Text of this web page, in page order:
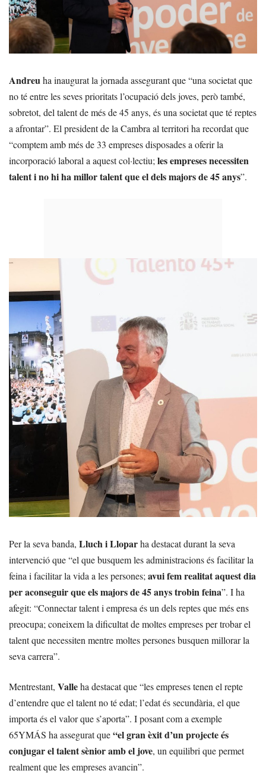
Andreuha inaugurat la jornada assegurant que “una societat que
no té entre les seves prioritats l’ocupació dels joves, però també,
sobretot, del talent de més de 45 anys, és una societat que té reptes
a afrontar”. El president de la Cambra al territori ha recordat que
“comptem amb més de 33 empreses disposades a oferir la
incorporació laboral a aquest col·lectiu; les empreses necessiten
talent i no hi ha millor talent que el dels majors de 45 anys”.
Per la seva banda, Lluch i Lloparha destacat durant la seva
intervenció que “el que busquem les administracions és facilitar la
feina i facilitar la vida a les persones; avui fem realitat aquest dia
per aconseguir que els majors de 45 anys trobin feina”. I ha
afegit: “Connectar talent i empresa és un dels reptes que més ens
preocupa; coneixem la dificultat de moltes empreses per trobar el
talent que necessiten mentre moltes persones busquen millorar la
seva carrera”.
Mentrestant, Valleha destacat que “les empreses tenen el repte
d’entendre que el talent no té edat; l’edat és secundària, el que
importa és el valor que s’aporta”. I posant com a exemple
65YMÁS ha assegurat que“el gran èxit d’un projecte és
conjugar el talent sènior amb el jove, un equilibri que permet
realment que les empreses avancin”.